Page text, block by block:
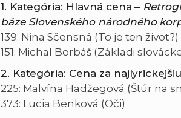
1. Kategória: Hlavná cena –
báze Slovenského národného
139: Nina Sčensná (To je ten život?)
151: Michal Borbáš (Základi
2. Kategória: Cena za
225: Malvína Hadžegová (Štúr na
373: Lucia Benková (Oči)